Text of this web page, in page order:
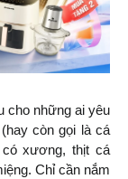
cho những ai yêu
còn gọi là cá
xương, thịt cá
Chỉ cần nắm